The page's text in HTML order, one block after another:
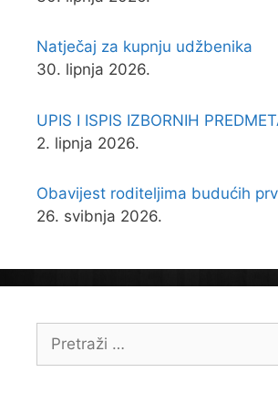
Natječaj za kupnju udžbenika
30. lipnja 2026.
UPIS I ISPIS IZBORNIH
2. lipnja 2026.
Obavijest roditeljima budućih
26. svibnja 2026.
Pretraži: